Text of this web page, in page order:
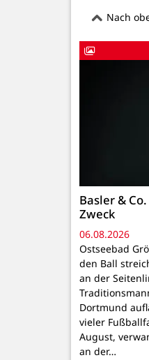
Nach
Basler &
Zweck
06.08.2026
Ostseebad
den Ball
an der
Dortmund
vieler
August,
an der…